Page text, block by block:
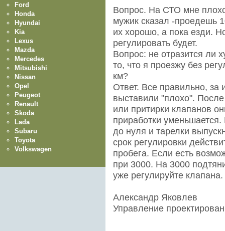
Вопрос. На СТО мне
мужик сказал -проедешь
их хорошо, а пока езди.
регулировать будет.
Вопрос: не отразится ли
то, что я проезжу без
км?
Ответ. Все правильно, за
выставили "плохо".
или притирки клапанов
приработки
до нуля и тарелки
срок регулировки
пробега. Если есть
при 3000. На 3000
уже регулируйте клапана.
Александр Яковлев
Управление
Ford
Honda
Hyundai
Kia
Lexus
Mazda
Mercedes
Mitsubishi
Nissan
Opel
Peugeot
Renault
Skoda
Lada
Subaru
Toyota
Volkswagen